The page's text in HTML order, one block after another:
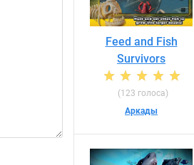
Feed and Fish
Survivors
(123 голоса)
Аркады